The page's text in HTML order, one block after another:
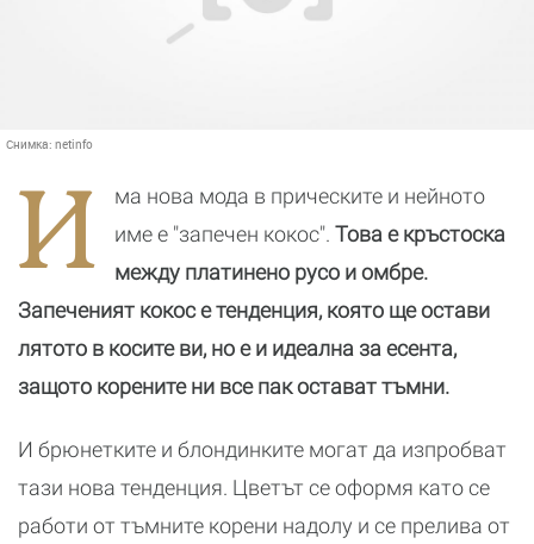
Снимка: netinfo
И
ма нова мода в прическите и нейното
име е "запечен кокос". Това е кръстоска
между платинено русо и омбре.
Запеченият кокос е тенденция, която ще остави
лятото в косите ви, но е и идеална за есента,
защото корените ни все пак остават тъмни.
И брюнетките и блондинките могат да изпробват
тази нова тенденция. Цветът се оформя като се
работи от тъмните корени надолу и се прелива от